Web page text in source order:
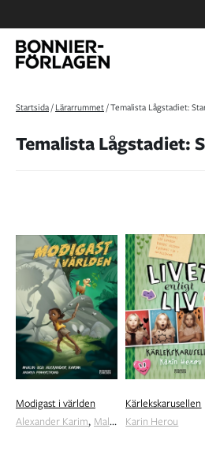
Startsida/Lärarrummet/Temalista Lågstadiet:
Temalista Lågstadiet:
Modigast i världen
Alexander Karim, Malin Karim
Kärlekskarusellen
Karin Herou